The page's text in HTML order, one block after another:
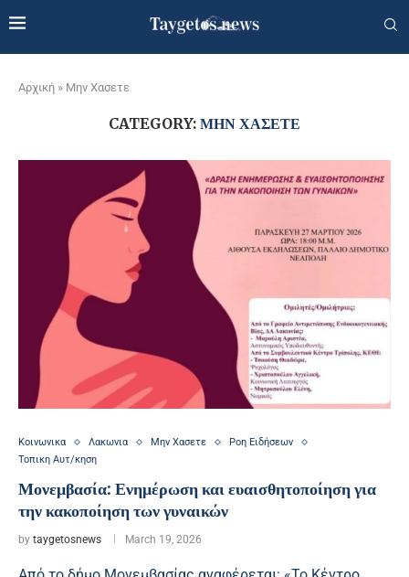
Αρχική » Μην Χασετε
CATEGORY: ΜΗΝ ΧΑΣΕΤΕ
Κοινωνικα Λακωνια Μην Χασετε
Ροη Ειδήσεων
Τοπικη Αυτ/κηση
Μονεμβασία: Ενημέρωση και ευαισθητοποίηση για
την κακοποίηση των γυναικών
by taygetosnews March 19, 2026